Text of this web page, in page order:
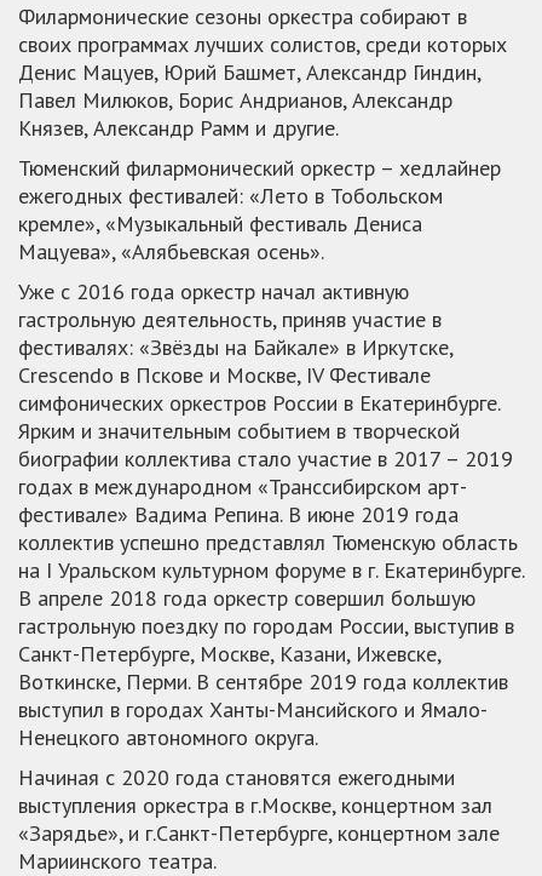
Филармонические сезоны оркестра собирают в
своих программах лучших солистов, среди которых
Денис Мацуев, Юрий Башмет, Александр Гиндин,
Павел Милюков, Борис Андрианов, Александр
Князев, Александр Рамм и другие.
Тюменский филармонический оркестр – хедлайнер
ежегодных фестивалей: «Лето в Тобольском
кремле», «Музыкальный фестиваль Дениса
Мацуева», «Алябьевская осень».
Уже с 2016 года оркестр начал активную
гастрольную деятельность, приняв участие в
фестивалях: «Звёзды на Байкале» в Иркутске,
Crescendo в Пскове и Москве, IV Фестивале
симфонических оркестров России в Екатеринбурге.
Ярким и значительным событием в творческой
биографии коллектива стало участие в 2017 – 2019
годах в международном «Транссибирском арт-
фестивале» Вадима Репина. В июне 2019 года
коллектив успешно представлял Тюменскую область
на I Уральском культурном форуме в г. Екатеринбурге.
В апреле 2018 года оркестр совершил большую
гастрольную поездку по городам России, выступив в
Санкт-Петербурге, Москве, Казани, Ижевске,
Воткинске, Перми. В сентябре 2019 года коллектив
выступил в городах Ханты-Мансийского и Ямало-
Ненецкого автономного округа.
Начиная с 2020 года становятся ежегодными
выступления оркестра в г.Москве, концертном зал
«Зарядье», и г.Санкт-Петербурге, концертном зале
Мариинского театра.